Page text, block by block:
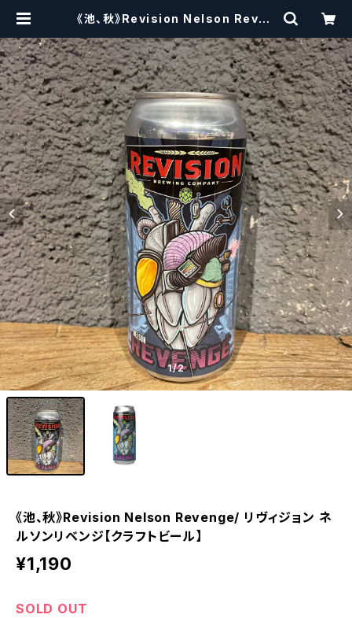
《池、秋》Revision Nelson Reven
【クラフトビール】 | craftbeerscis
sors
1/2
《池、秋》Revision Nelson Revenge/ リヴィジョン ネ
ルソンリベンジ【クラフトビール】
¥1,190
SOLD OUT